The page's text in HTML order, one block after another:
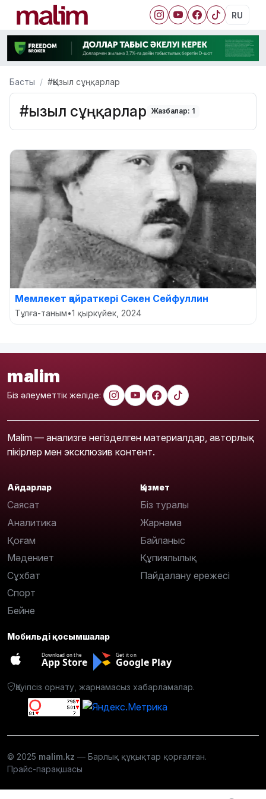
RU
Басты #Қызыл сұңқарлар
#Қызыл сұңқарлар Жазбалар: 1
Мемлекет қайраткері Сәкен Сейфуллин
Тұлға-таным•1 қыркүйек, 2024
malim
Біз әлеуметтік желіде:
Malim — анализге негізделген материалдар, авторлық
пікірлер мен эксклюзив контент.
Айдарлар
Саясат
Аналитика
Қоғам
Мәдениет
Сұхбат
Спорт
Бейне
Қызмет
Біз туралы
Жарнама
Байланыс
Құпиялылық
Пайдалану ережесі
Мобильді қосымшалар
Download on the
App Store
Get it on
Google Play
Қауіпсіз орнату, жарнамасыз хабарламалар.
© 2025 malim.kz — Барлық құқықтар қорғалған.
Прайс-парақшасы